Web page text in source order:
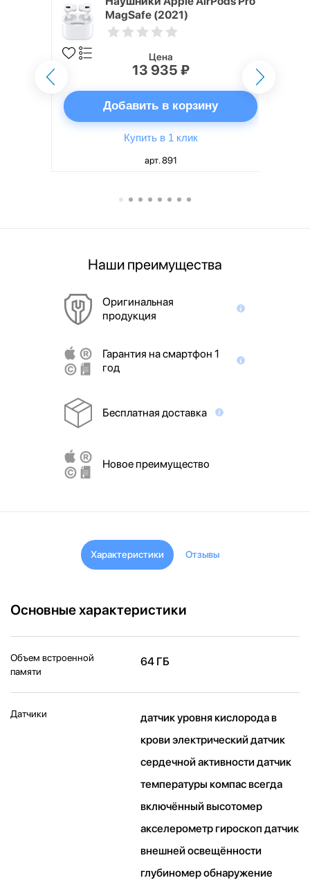
MagSafe (2021)
Цена
13 935 ₽
Добавить в корзину
Купить в 1 клик
арт. 891
Наши преимущества
Оригинальная
продукция
Гарантия на смартфон 1
год
Бесплатная доставка
Новое преимущество
Характеристики Отзывы
Основные характеристики
Объем встроенной
памяти
64 ГБ
Датчики
датчик уровня кислорода в
крови электрический датчик
сердечной активности датчик
температуры компас всегда
включённый высотомер
акселерометр гироскоп датчик
внешней освещённости
глубиномер обнаружение